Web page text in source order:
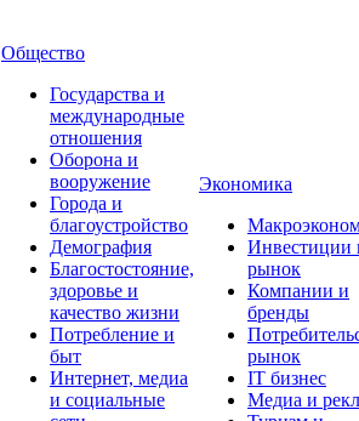
Общество
Государства и
международные
отношения
Оборона и
вооружение
Города и
благоустройство
Демография
Благостостояние,
здоровье и
качество жизни
Потребление и
быт
Интернет, медиа
и социальные
Экономика
Инвестиции
рынок
Компании и
бренды
рынок
IT бизнес
Медиа и